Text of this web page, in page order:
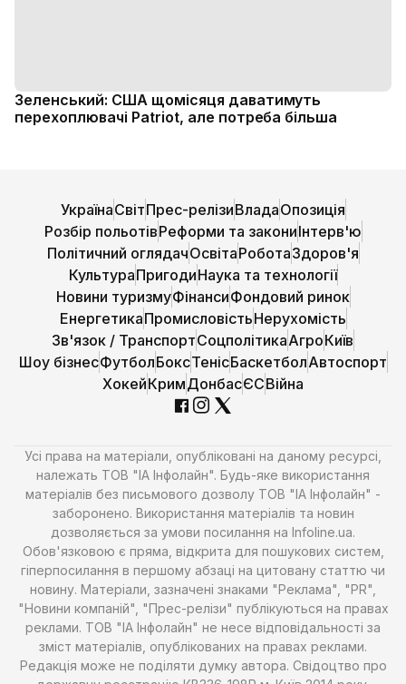
Зеленський: США щомісяця даватимуть
перехоплювачі Patriot, але потреба більша
УкраїнаСвітПрес-релізиВладаОпозиція
Розбір польотівРеформи та закониІнтерв'ю
Політичний оглядачОсвітаРоботаЗдоров'я
КультураПригодиНаука та технології
Новини туризмуФінансиФондовий ринок
ЕнергетикаПромисловістьНерухомість
Зв'язок / ТранспортСоцполітикаАгроКиїв
Шоу бізнесФутболБоксТенісБаскетболАвтоспорт
ХокейКримДонбасЄСВійна
Усі права на матеріали, опубліковані на даному ресурсі,
належать ТОВ "ІА Інфолайн". Будь-яке використання
матеріалів без письмового дозволу ТОВ "ІА Інфолайн" -
заборонено. Використання матеріалів та новин
дозволяється за умови посилання на Infoline.ua.
Обов'язковою є пряма, відкрита для пошукових систем,
гіперпосилання в першому абзаці на цитовану статтю чи
новину. Матеріали, зазначені знаками "Реклама", "PR",
"Новини компаній", "Прес-релізи" публікуються на правах
реклами. ТОВ "ІА Інфолайн" не несе відповідальності за
зміст матеріалів, опублікованих на правах реклами.
Редакція може не поділяти думку автора. Свідоцтво про